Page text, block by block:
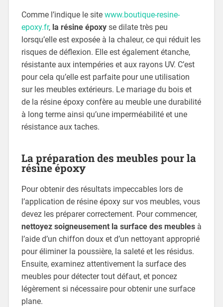
Comme l’indique le site www.boutique-resine-
epoxy.fr, la résine époxyse dilate très peu
lorsqu’elle est exposée à la chaleur, ce qui réduit les
risques de déflexion. Elle est également étanche,
résistante aux intempéries et aux rayons UV. C’est
pour cela qu’elle est parfaite pour une utilisation
sur les meubles extérieurs. Le mariage du bois et
de la résine époxy confère au meuble une durabilité
à long terme ainsi qu’une imperméabilité et une
résistance aux taches.
La préparation des meubles pour la
résine époxy
Pour obtenir des résultats impeccables lors de
l’application de résine époxy sur vos meubles, vous
devez les préparer correctement. Pour commencer,
nettoyez soigneusement la surface des meublesà
l’aide d’un chiffon doux et d’un nettoyant approprié
pour éliminer la poussière, la saleté et les résidus.
Ensuite, examinez attentivement la surface des
meubles pour détecter tout défaut, et poncez
légèrement si nécessaire pour obtenir une surface
plane.